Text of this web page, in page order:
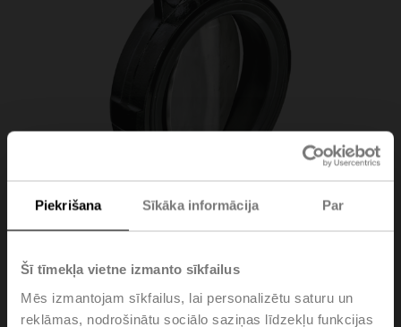
Piekrišana Sīkāka informācija Par
Šī tīmekļa vietne izmanto sīkfailus
Mēs izmantojam sīkfailus, lai personalizētu saturu un
reklāmas, nodrošinātu sociālo saziņas līdzekļu funkcijas
D6250W
Butterfly valve, 2-way, DN 250, Wafer types PN 6 / 10 /